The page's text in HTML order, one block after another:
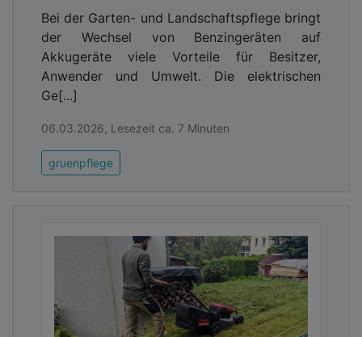
Bei der Garten- und Landschaftspflege bringt
der Wechsel von Benzingeräten auf
Akkugeräte viele Vorteile für Besitzer,
Anwender und Umwelt. Die elektrischen
Ge[...]
06.03.2026, Lesezeit ca. 7 Minuten
gruenpflege